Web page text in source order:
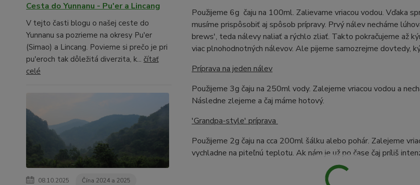
Cesta do Yunnanu - Pu'er a Lincang
V tejto časti blogu o našej ceste do
Yunnanu sa pozrieme na okresy Pu'er
(Simao) a Lincang. Povieme si prečo je pri
pu'eroch tak dôležitá diverzita, k... čítať
celé
08.10.2025 Čína 2024 a 2025
Použijeme 6g čaju na 100ml. Zalievame vriacou vodou. Vďaka
musíme prispôsobiť aj spôsob prípravy. Prvý nálev necháme
brews', teda nálevy naliať a rýchlo zliať. Takto pokračujeme až
viac plnohodnotných nálevov. Ale pijeme samozrejme dovtedy,
Príprava na jeden nálev
Použijeme 3g čaju na 250ml vody. Zalejeme vriacou vodou a
Následne zlejeme a čaj máme hotový.
'Grandpa-style' príprava
Použijeme 2g čaju na cca 200ml šálku alebo pohár. Zalejeme
vychladne na piteľnú teplotu. Ak nám je už po čase čaj príliš